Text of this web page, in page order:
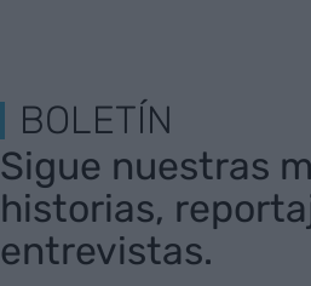
BOLETÍN
Sigue nuestras
historias,
entrevistas.